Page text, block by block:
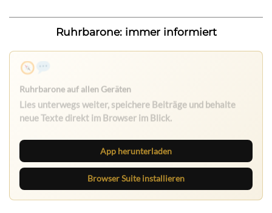
Ruhrbarone: immer informiert
App herunterladen
Browser Suite installieren